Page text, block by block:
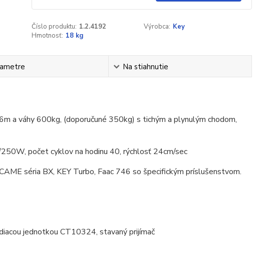
Číslo produktu: 1.2.4192 Výrobca: Key
Hmotnosť: 18 kg
Na stiahnutie
a váhy 600kg, (doporučuné 350kg) s tichým a plynulým chodom,
počet cyklov na hodinu 40, rýchlosť 24cm/sec
séria BX, KEY Turbo, Faac 746 so špecifickým príslušenstvom.
jednotkou CT10324, stavaný prijímač